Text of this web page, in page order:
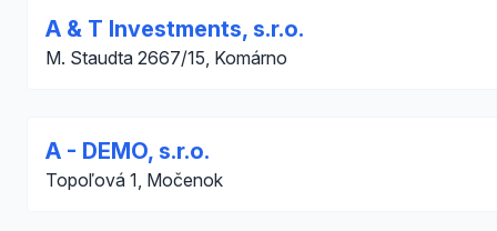
A & T Investments, s.r.o.
M. Staudta 2667/15, Komárno
A - DEMO, s.r.o.
Topoľová 1, Močenok